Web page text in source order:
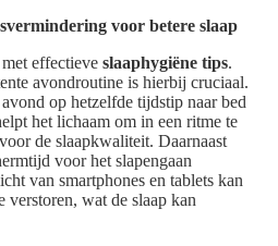
voor betere slaap
effectieve slaaphygiëne tips.
avondroutine is hierbij cruciaal.
op hetzelfde tijdstip naar bed
het lichaam om in een ritme te
de slaapkwaliteit. Daarnaast
voor het slapengaan
van smartphones en tablets kan
verstoren, wat de slaap kan